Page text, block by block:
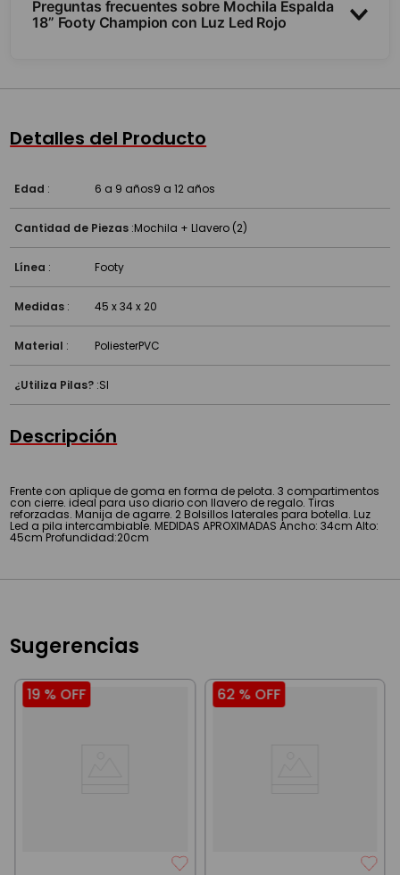
Preguntas frecuentes sobre Mochila Espalda
18” Footy Champion con Luz Led Rojo
¿Las luces funcionan a pilas?
Detalles del Producto
Edad : 6 a 9 años9 a 12 años
Cantidad de Piezas :Mochila + Llavero (2)
Línea : Footy
Medidas : 45 x 34 x 20
Material : PoliesterPVC
¿Utiliza Pilas? :SI
Descripción
Frente con aplique de goma en forma de pelota. 3 compartimentos
con cierre. ideal para uso diario con llavero de regalo. Tiras
reforzadas. Manija de agarre. 2 Bolsillos laterales para botella. Luz
Led a pila intercambiable. MEDIDAS APROXIMADAS Ancho: 34cm Alto:
45cm Profundidad:20cm
Sugerencias
19 % OFF 62 % OFF